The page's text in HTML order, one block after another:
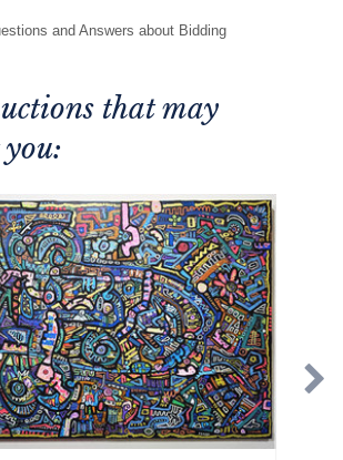
and Answers about Bidding
that may